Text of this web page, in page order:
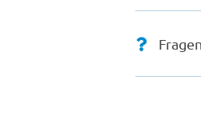
Fragen